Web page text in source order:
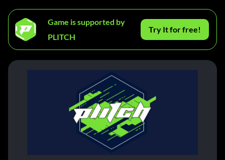
Game is supported by
PLITCH
Try It for free!